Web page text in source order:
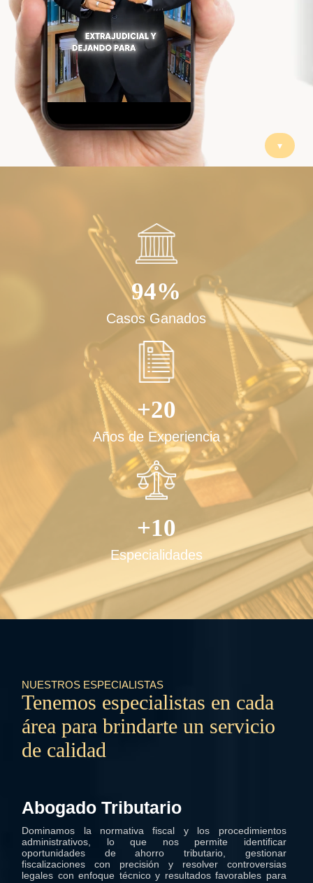
La importancia de contar con un
abogado especializado
El abogado inmobiliario: seguridad
jurídica en cada propiedad
legales en la vida cotidiana
94%
Casos Ganados
+20
Años de Experiencia
+10
Especialidades
NUESTROS ESPECIALISTAS
Tenemos especialistas en cada
área para brindarte un servicio
de calidad
Abogado Tributario
Dominamos la normativa fiscal y los procedimientos
administrativos, lo que nos permite identificar
oportunidades de ahorro tributario, gestionar
fiscalizaciones con precisión y resolver controversias
legales con enfoque técnico y resultados favorables para